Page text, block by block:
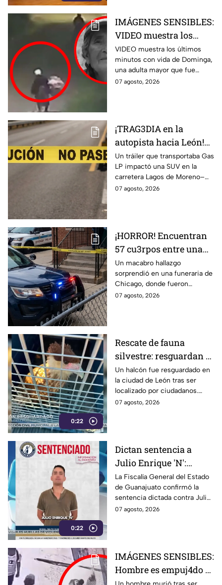
IMÁGENES SENSIBLES:
VIDEO muestra los
últimos minutos de
Dominga, abuelita
4TACADA por 90 pesos
en Amozoc
VIDEO muestra los últimos
minutos con vida de Dominga,
una adulta mayor que fue
atacada con una piedra en
07 agosto, 2026
¡TRAG3DIA en la
autopista hacia León!
Tráiler desata FUERTE
CHOQUE hoy viernes y
una mujer pierde la
vida
Un tráiler que transportaba Gas
LP impactó una SUV en la
carretera Lagos de Moreno–
Unión de San Antonio; una
07 agosto, 2026
¡HORROR! Encuentran
57 cu3rpos entre una
infestación de
ROEDORES y
GUSANOS, dentro de
una funeraria
Un macabro hallazgo
sorprendió en una funeraria de
Chicago, donde fueron
encontrados 57 cuerpos
07 agosto, 2026
0:22
Rescate de fauna
silvestre: resguardan a
halcón localizado en la
ciudad de León
Un halcón fue resguardado en
la ciudad de León tras ser
localizado por ciudadanos.
Autoridades de Protección
07 agosto, 2026
0:22
Dictan sentencia a
Julio Enrique 'N':
Fiscalía de Guanajuato
confirma la condena
La Fiscalía General del Estado
de Guanajuato confirmó la
sentencia dictada contra Julio
Enrique ‘N’. Conoce los
07 agosto, 2026
IMÁGENES SENSIBLES:
Hombre es empuj4do y